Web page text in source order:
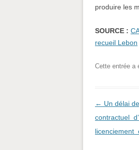
produire les
SOURCE :
recueil Lebon
Cette entrée a
Navigation
← Un délai
contractuel
licenciement